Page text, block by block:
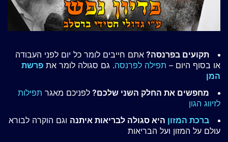
תקועים בפרנסה? אתם חייבים לומר כל יום לפני העבודה
או בסוף היום – תפילה לפרנסה. גם סגולה לומר את פרשת
המן
מחפשים את החלק השני שלכם? לפניכם מאגר תפילות
לזיווג הגון
ברכת המזון היא סגולה לבריאות איתנה וגם הוקרה לבורא
עולם על המזון ועל הבריאות